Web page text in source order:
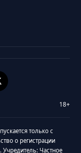
18+
только с
о регистрации
Частное